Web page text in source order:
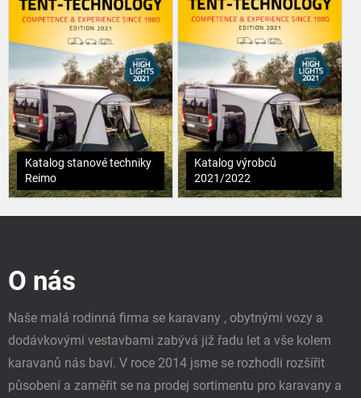
Katalog stanové techniky
Reimo
Katalog výrobců
2021/2022
O nás
Naše malá rodinná firma se karavany , obytnými vozy a
dodávkovými vestavbami zabývá již řadu let a vše kolem
karavanů nás baví. V roce 2014 jsme se rozhodli rozšířit
působení a zaměřit se na prodej sortimentu pro karavany a